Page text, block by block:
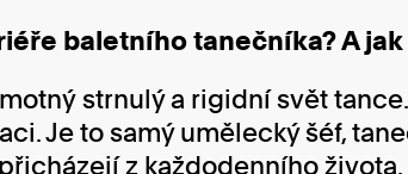
baletního tanečníka? A
strnulý a rigidní svět
Je to samý umělecký šéf,
z každodenního